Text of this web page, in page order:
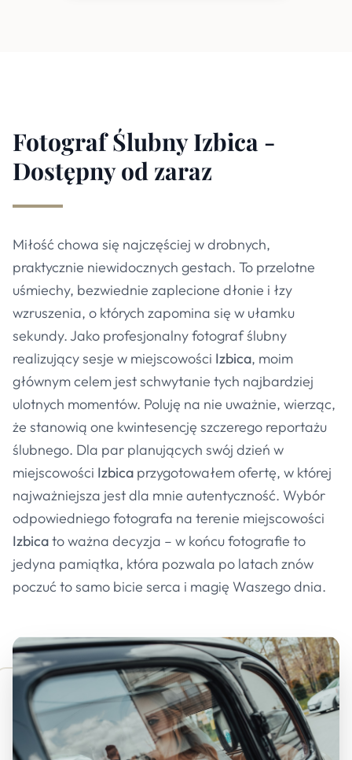
Fotograf Ślubny Izbica -
Dostępny od zaraz
Miłość chowa się najczęściej w drobnych,
praktycznie niewidocznych gestach. To przelotne
uśmiechy, bezwiednie zaplecione dłonie i łzy
wzruszenia, o których zapomina się w ułamku
sekundy. Jako profesjonalny fotograf ślubny
realizujący sesje w miejscowości Izbica, moim
głównym celem jest schwytanie tych najbardziej
ulotnych momentów. Poluję na nie uważnie, wierząc,
że stanowią one kwintesencję szczerego reportażu
ślubnego. Dla par planujących swój dzień w
miejscowości Izbica przygotowałem ofertę, w której
najważniejsza jest dla mnie autentyczność. Wybór
odpowiedniego fotografa na terenie miejscowości
Izbicato ważna decyzja – w końcu fotografie to
jedyna pamiątka, która pozwala po latach znów
poczuć to samo bicie serca i magię Waszego dnia.